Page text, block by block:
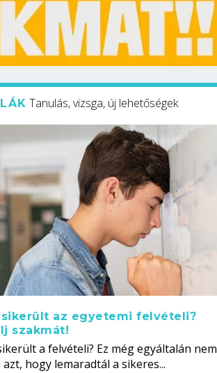
Tanulás, vizsga, új lehetőségek
sikerült az egyetemi felvételi?
szakmát!
a felvételi? Ez még egyáltalán nem
hogy lemaradtál a sikeres...